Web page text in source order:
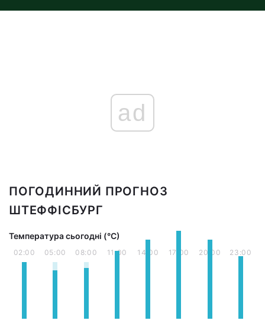
ad
ПОГОДИННИЙ ПРОГНОЗ
ШТЕФФІСБУРГ
Температура сьогодні (°С)
02:00 05:00 08:00 11:00 14:00 17:00 20:00 23:00